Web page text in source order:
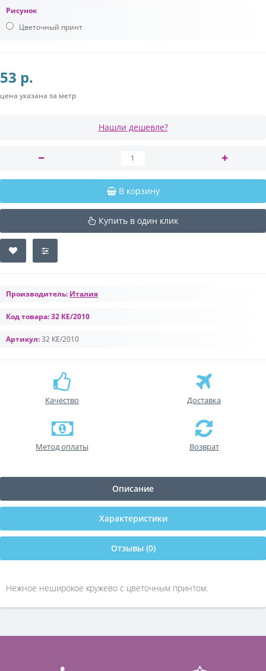
Рисунок
Цветочный принт
53 р.
цена указана за метр
Нашли дешевле?
В корзину
Купить в один клик
Производитель: Италия
Код товара:32 КЕ/2010
Артикул:32 КЕ/2010
Качество Доставка
Метод оплаты Возврат
Описание
Характеристики
Отзывы (0)
Нежное неширокое кружево с цветочным принтом.